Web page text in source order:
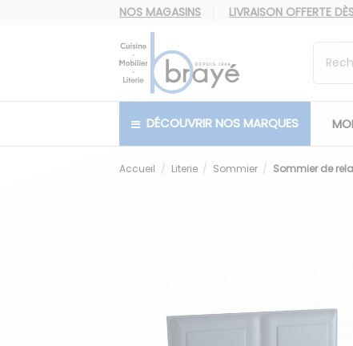
NOS MAGASINS LIVRAISON OFFERTE
DÉCOUVRIR NOS MARQUES
Accueil Literie Sommier Sommier de